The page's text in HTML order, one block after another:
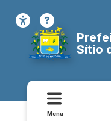
Sítio
Menu